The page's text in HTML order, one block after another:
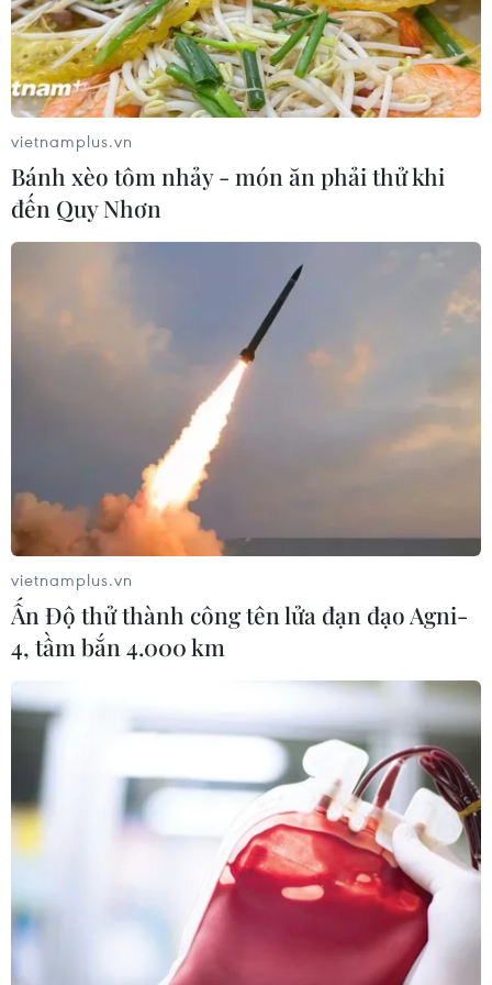
xe hiếm tại Triển lãm ProDvizhenie-
2026 ở Nga
31/07/2026 01:51
Toyota giữ vững vị trí hãng xe bán
chạy nhất toàn cầu trong 7 năm liên
tiếp
Các nhà sản xuất ôtô Trung Quốc
đang gây áp lực lên các đối thủ Anh
Pin xe điện - lời giải của bài toán
nguồn điện cho AI
30/07/2026 01:35
Kia đầu tư 649 triệu USD sản xuất ôtô
điện tại Mexico
29/07/2026 23:45
Động đất tại Kumamoto làm đình trệ
chuỗi cung ứng bán dẫn và ôtô Nhật
Bản
Triệu hồi để kiểm tra sản phẩm xe
môtô Honda CB1000 Hornet
vietnamplus.vn
Bánh xèo tôm nhảy - món ăn phải thử khi
đến Quy Nhơn
vietnamplus.vn
Ấn Độ thử thành công tên lửa đạn đạo Agni-
4, tầm bắn 4.000 km